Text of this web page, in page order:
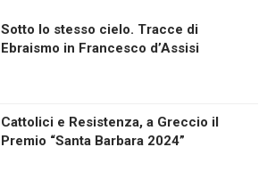
Sotto lo stesso cielo. Tracce di
Ebraismo in Francesco d’Assisi
Cattolici e Resistenza, a Greccio il
Premio “Santa Barbara 2024”